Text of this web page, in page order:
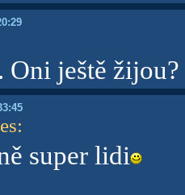
Oni ještě žijou?
:
super lidi